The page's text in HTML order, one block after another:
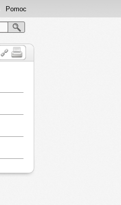
Pomoc